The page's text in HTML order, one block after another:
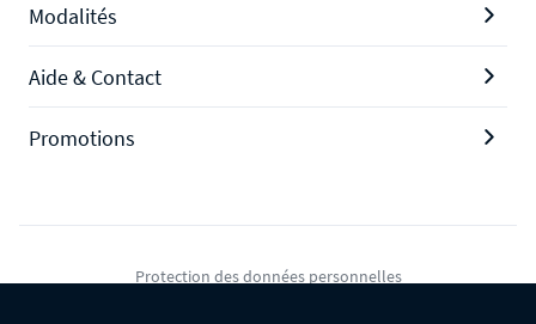
Modalités
Aide & Contact
Promotions
Protection des données personnelles